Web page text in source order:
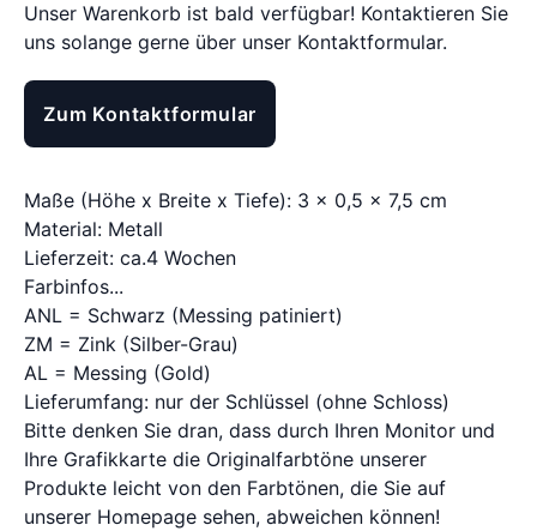
Unser Warenkorb ist bald verfügbar! Kontaktieren Sie
uns solange gerne über unser Kontaktformular.
Zum Kontaktformular
Maße (Höhe x Breite x Tiefe): 3 x 0,5 x 7,5 cm
Material: Metall
Lieferzeit: ca.4 Wochen
Farbinfos...
ANL = Schwarz (Messing patiniert)
ZM = Zink (Silber-Grau)
AL = Messing (Gold)
Lieferumfang: nur der Schlüssel (ohne Schloss)
Bitte denken Sie dran, dass durch Ihren Monitor und
Ihre Grafikkarte die Originalfarbtöne unserer
Produkte leicht von den Farbtönen, die Sie auf
unserer Homepage sehen, abweichen können!